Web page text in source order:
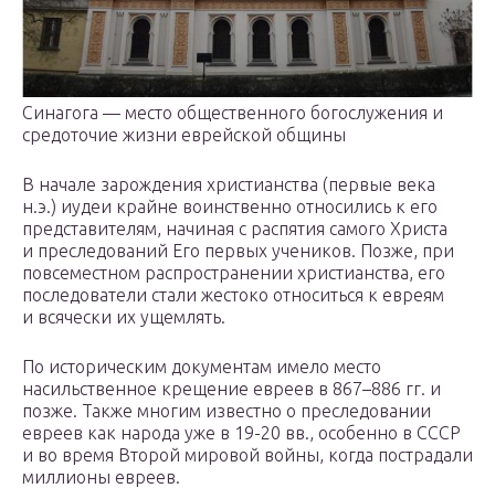
Синагога — место общественного богослужения и
средоточие жизни еврейской общины
В начале зарождения христианства (первые века
н.э.) иудеи крайне воинственно относились к его
представителям, начиная с распятия самого Христа
и преследований Его первых учеников. Позже, при
повсеместном распространении христианства, его
последователи стали жестоко относиться к евреям
и всячески их ущемлять.
По историческим документам имело место
насильственное крещение евреев в 867–886 гг. и
позже. Также многим известно о преследовании
евреев как народа уже в 19-20 вв., особенно в СССР
и во время Второй мировой войны, когда пострадали
миллионы евреев.